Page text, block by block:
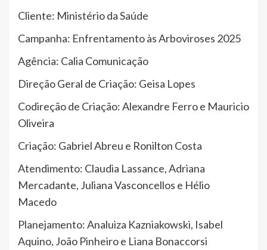
Cliente: Ministério da Saúde
Campanha: Enfrentamento às Arboviroses 2025
Agência: Calia Comunicação
Direção Geral de Criação: Geisa Lopes
Codireção de Criação: Alexandre Ferro e Mauricio
Oliveira
Criação: Gabriel Abreu e Ronilton Costa
Atendimento: Claudia Lassance, Adriana
Mercadante, Juliana Vasconcellos e Hélio
Macedo
Planejamento: Analuiza Kazniakowski, Isabel
Aquino, João Pinheiro e Liana Bonaccorsi